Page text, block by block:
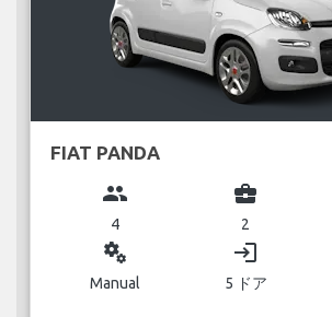
FIAT PANDA
group
4
business_center
2
miscellaneous_services
Manual
login
5 ドア